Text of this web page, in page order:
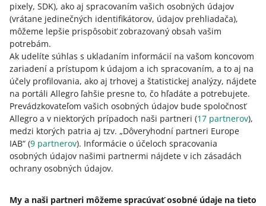
pixely, SDK), ako aj spracovaním vašich osobných údajov
(vrátane jedinečných identifikátorov, údajov prehliadača),
môžeme lepšie prispôsobiť zobrazovaný obsah vašim
potrebám.
Ak udelíte súhlas s ukladaním informácií na vašom koncovom
zariadení a prístupom k údajom a ich spracovaním, a to aj na
účely profilovania, ako aj trhovej a štatistickej analýzy, nájdete
na portáli Allegro ľahšie presne to, čo hľadáte a potrebujete.
Prevádzkovateľom vašich osobných údajov bude spoločnosť
Allegro a v niektorých prípadoch naši partneri (17 partnerov),
medzi ktorých patria aj tzv. „Dôveryhodní partneri Europe
IAB“ (9 partnerov). Informácie o účeloch spracovania
osobných údajov našimi partnermi nájdete v ich zásadách
ochrany osobných údajov.
My a naši partneri môžeme spracúvať osobné údaje na tieto
Vytvoriť kópiu existujúcich podmienok vrátenia tovaru
– rozbaľte zoznam a vyberte možnosť [Vytvoriť
podobné] vedľa podmienok, ktoré chcete skopírovať.
Zobrazíme formulár podmienok vrátenia tovaru s
podrobnosťami o skopírovaných podmienkach – bez
názvu. Ostatné informácie sa skopírujú. Môžete
upraviť ktorúkoľvek sekciu v tomto formulári a uložiť
skopírované podmienky.
Kliknutím na [zobraziť ponuky] vedľa vybraných
podmienok skontrolujete, s ktorými ponukami sú dané
podmienky vrátenia tovaru prepojené. Presmerujeme
vás na kartu Môj sortiment, kde zobrazíme tieto
podmienky.